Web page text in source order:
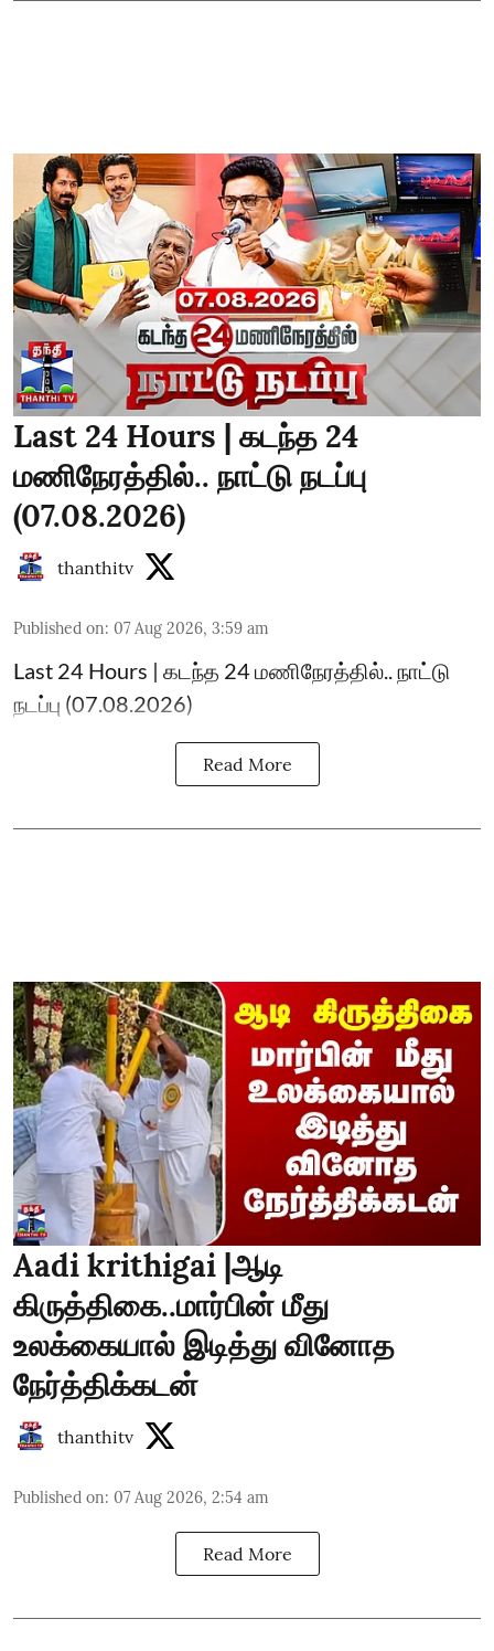
Last 24 Hours | கடந்த 24
மணிநேரத்தில்.. நாட்டு நடப்பு
(07.08.2026)
thanthitv
Published on: 07 Aug 2026, 3:59 am
Last 24 Hours | கடந்த 24 மணிநேரத்தில்.. நாட்டு
நடப்பு (07.08.2026)
Read More
Aadi krithigai |ஆடி
கிருத்திகை..மார்பின் மீது
உலக்கையால் இடித்து வினோத
நேர்த்திக்கடன்
thanthitv
Published on: 07 Aug 2026, 2:54 am
Read More